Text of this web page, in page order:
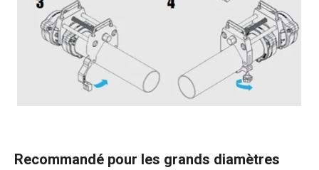
Recommandé pour les grands diamètres